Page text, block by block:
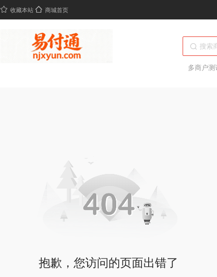
收藏本站 商城首页
多商户
抱歉，您访问的页面出错了